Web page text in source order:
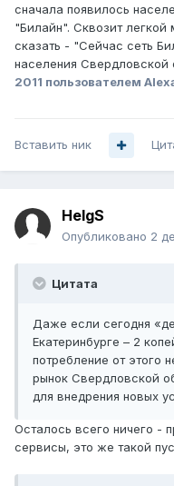
сначала появилось
"Билайн". Сквозит
сказать - "Сейчас сеть
населения Свердловской
2011 пользователем
Вставить ник
HelgS
Опубликовано 2
Цитата
Даже если сегодня
Екатеринбурге – 2
потребление от этого
рынок Свердловской
для внедрения новых
Осталось всего ничего -
сервисы, это же такой